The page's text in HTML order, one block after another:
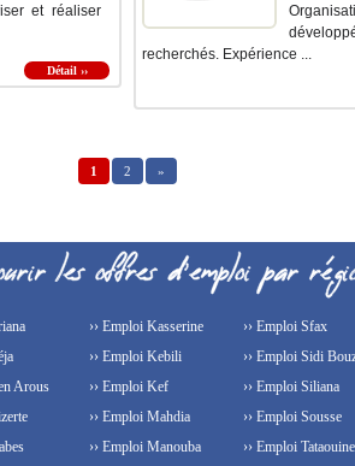
et réaliser
Détail ››
recherchés. Expérience ...
1 2 »
Arous
›› Emploi Kasserine
›› Emploi Kebili
›› Emploi Kef
›› Emploi Mahdia
›› Emploi Manouba
›› Emploi Sfax
›› Emploi Sidi
›› Emploi Siliana
›› Emploi Sousse
›› Emploi Tataouine